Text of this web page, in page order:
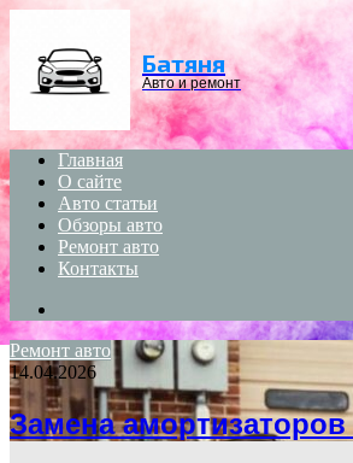
Батяня
Авто и ремонт
Главная
О сайте
Авто статьи
Обзоры авто
Ремонт авто
Контакты
for
Ремонт авто
14.04.2026
Замена амортизаторов